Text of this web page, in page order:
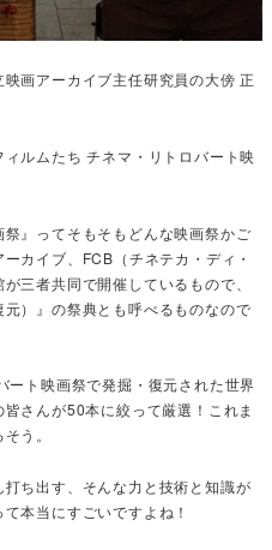
画アーカイブ主任研究員の大傍 正
ルムたち チネマ・リトロバート映
』ってそもそもどんな映画祭かご
カイブ、FCB（チネテカ・ディ・
三者共同で開催しているもので、
）』の祭典とも呼べるものなので
ート映画祭で発掘・復元された世界
さんが50本に絞って厳選！これま
う。
ち出す、そんな力と技術と知識が
本当にすごいですよね！